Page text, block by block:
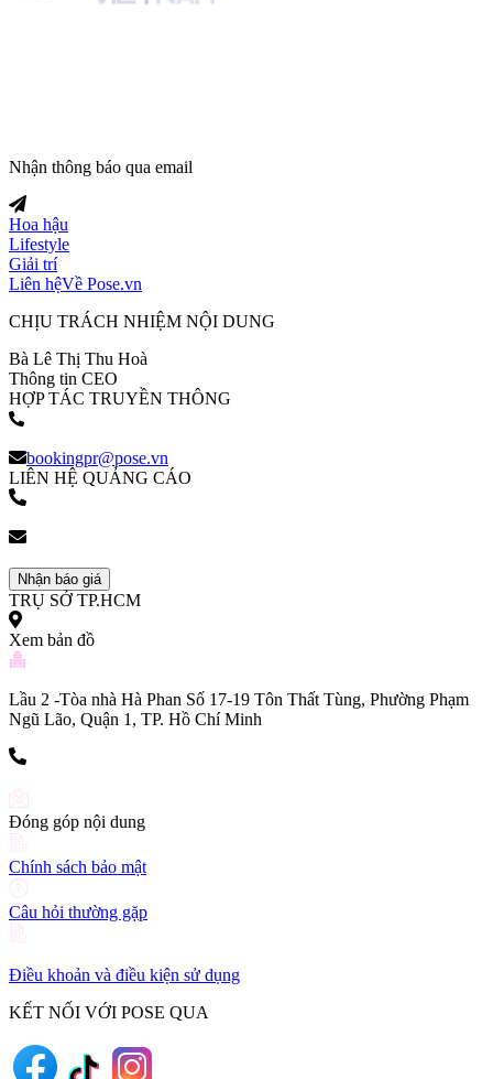
Nhận thông báo qua email
Hoa hậu
Lifestyle
Giải trí
Liên hệVề Pose.vn
CHỊU TRÁCH NHIỆM NỘI DUNG
Bà Lê Thị Thu Hoà
Thông tin CEO
HỢP TÁC TRUYỀN THÔNG
bookingpr@pose.vn
LIÊN HỆ QUẢNG CÁO
Nhận báo giá
TRỤ SỞ TP.HCM
Xem bản đồ
Lầu 2 -Tòa nhà Hà Phan Số 17-19 Tôn Thất Tùng, Phường Phạm
Ngũ Lão, Quận 1, TP. Hồ Chí Minh
Đóng góp nội dung
Chính sách bảo mật
Câu hỏi thường gặp
Điều khoản và điều kiện sử dụng
KẾT NỐI VỚI POSE QUA